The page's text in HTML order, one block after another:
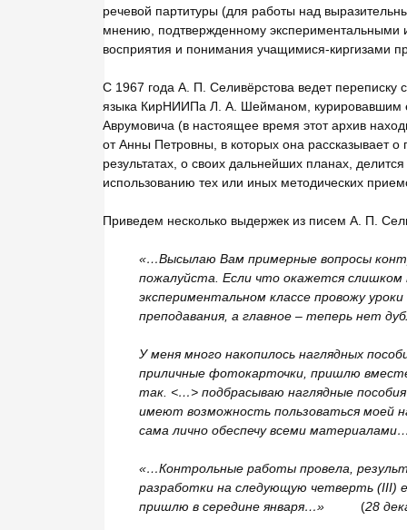
речевой партитуры (для работы над
мнению, подтвержденному экспериментальными
восприятия и понимания учащимися-киргизами
С 1967 года А. П. Селивёрстова ведет переписку
языка КирНИИПа Л. А. Шейманом, курировавшим
Аврумовича (в настоящее время этот архив
от Анны Петровны, в которых она рассказывает
результатах, о своих дальнейших планах,
использованию тех или иных методических
Приведем несколько выдержек из писем А. П.
«…Высылаю Вам примерные вопросы
пожалуйста. Если что окажется
экспериментальном классе провожу
преподавания, а главное – теперь нет
У меня много накопилось наглядных
приличные фотокарточки, пришлю
так. <…> подбрасываю наглядные
имеют возможность пользоваться моей
сама лично обеспечу всеми
«…Контрольные работы провела,
разработки на следующую четверть (III)
пришлю в середине января…»(28